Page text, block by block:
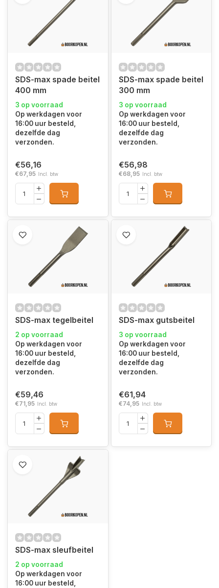
SDS-max spade beitel
400 mm
3 op voorraad
Op werkdagen voor
16:00 uur besteld,
dezelfde dag
verzonden.
€56,16
€67,95 Incl. btw
SDS-max spade beitel
300 mm
3 op voorraad
Op werkdagen voor
16:00 uur besteld,
dezelfde dag
verzonden.
€56,98
€68,95 Incl. btw
SDS-max tegelbeitel
2 op voorraad
Op werkdagen voor
16:00 uur besteld,
dezelfde dag
verzonden.
€59,46
€71,95 Incl. btw
SDS-max gutsbeitel
3 op voorraad
Op werkdagen voor
16:00 uur besteld,
dezelfde dag
verzonden.
€61,94
€74,95 Incl. btw
SDS-max sleufbeitel
2 op voorraad
Op werkdagen voor
16:00 uur besteld,